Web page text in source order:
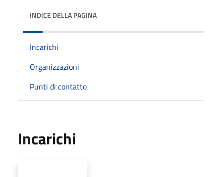
INDICE DELLA PAGINA
Incarichi
Organizzazioni
Punti di contatto
Incarichi